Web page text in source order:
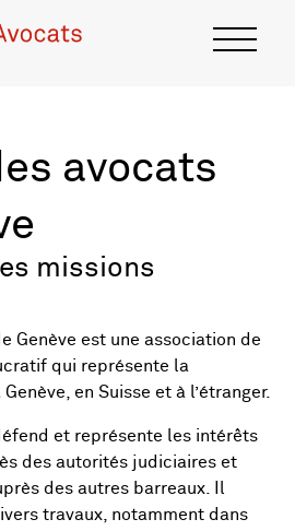
avocats
missions
Genève est une association de
qui représente la
en Suisse et à l’étranger.
et représente les intérêts
des autorités judiciaires et
des autres barreaux. Il
travaux, notamment dans